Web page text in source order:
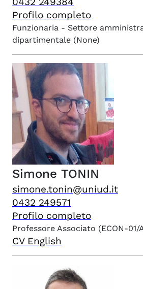
Profilo completo
Funzionaria - Settore
dipartimentale (None)
Simone TONIN
simone.tonin@uniud.it
0432 249571
Profilo completo
Professore Associato (ECON-01/
CV English